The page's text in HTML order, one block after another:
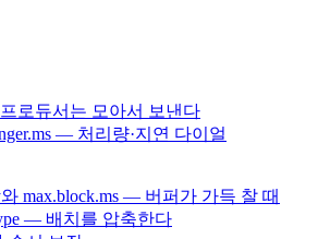
로듀서는 모아서 보낸다
— 처리량·지연 다이얼
와 max.block.ms — 버퍼가 가득 찰 때
— 배치를 압축한다